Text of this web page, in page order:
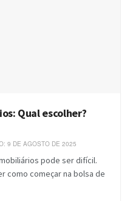
Qual escolher?
9 DE AGOSTO DE 2025
pode ser difícil.
como começar na bolsa de